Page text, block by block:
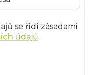
se řídí zásadami
údajů.